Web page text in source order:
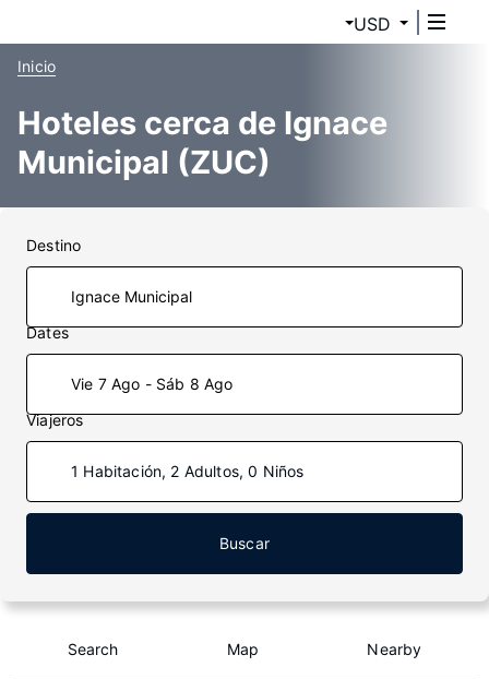
USD
Inicio
Hoteles cerca de Ignace
Municipal (ZUC)
Destino
Dates
Vie 7 Ago - Sáb 8 Ago
Viajeros
1 Habitación, 2 Adultos, 0 Niños
Buscar
Search Map Nearby